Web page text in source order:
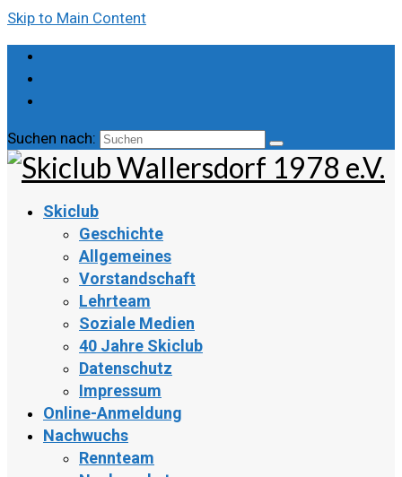
Skip to Main Content
Suchen nach:
Skiclub
Geschichte
Allgemeines
Vorstandschaft
Lehrteam
Soziale Medien
40 Jahre Skiclub
Datenschutz
Impressum
Online-Anmeldung
Nachwuchs
Rennteam